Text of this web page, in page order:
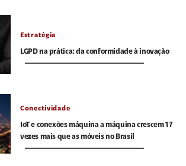
Estratégia
LGPD na prática: da conformidade à inovação
Conectividade
IoT e conexões máquina a máquina crescem 17
vezes mais que as móveis no Brasil